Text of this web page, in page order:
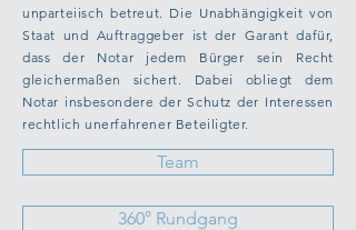
unparteiisch betreut. Die Unabhängigkeit von
Staat und Auftraggeber ist der Garant dafür,
dass der Notar jedem Bürger sein Recht
gleichermaßen sichert. Dabei obliegt dem
Notar insbesondere der Schutz der Interessen
rechtlich unerfahrener Beteiligter.
Team
360° Rundgang